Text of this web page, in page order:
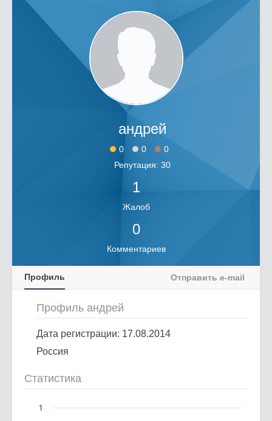
андрей
0 0
0
Репутация: 30
1
Жалоб
0
Комментариев
Профиль Отправить e-mail
Профиль андрей
Дата регистрации: 17.08.2014
Россия
Статистика
1